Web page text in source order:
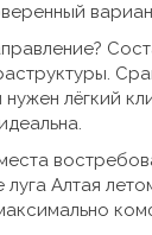
лёгкий
Алтая